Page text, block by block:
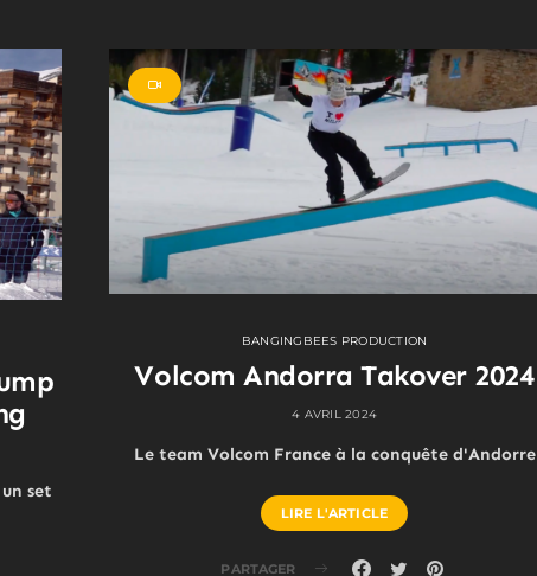
set
BANGINGBEES PRODUCTION
Volcom Andorra Takover 2024
4 AVRIL 2024
Le team Volcom France à la conquête d'Andorre
LIRE L'ARTICLE
PARTAGER